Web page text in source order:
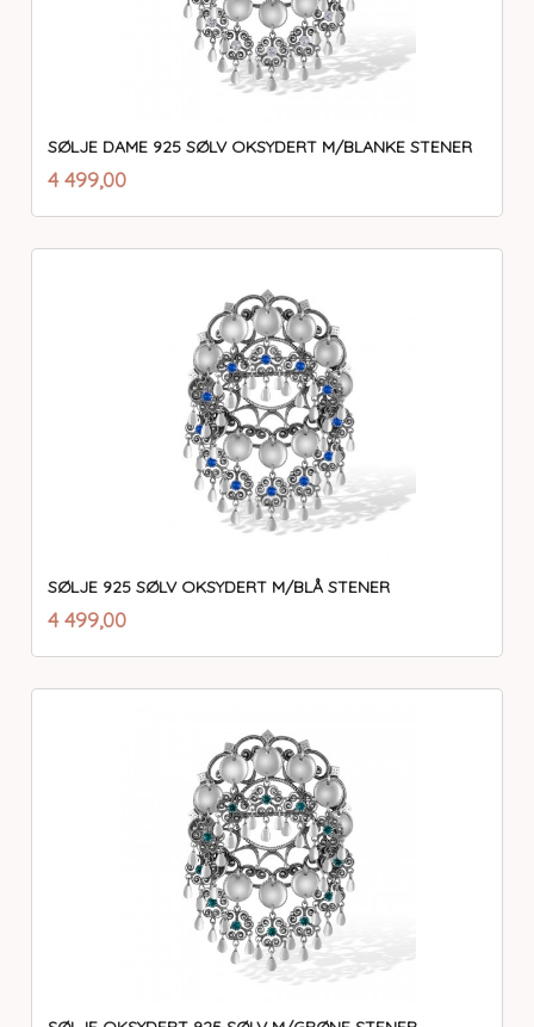
SØLJE DAME 925 SØLV OKSYDERT M/BLANKE STENER
Pris
4 499,00mva.
SØLJE 925 SØLV OKSYDERT M/BLÅ STENER
Pris
4 499,00mva.